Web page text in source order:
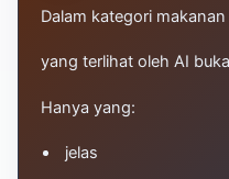
Dalam kategori
yang terlihat oleh AI
Hanya yang:
jelas